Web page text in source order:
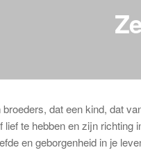
dat een kind, dat
te hebben en zijn richting
en geborgenheid in je